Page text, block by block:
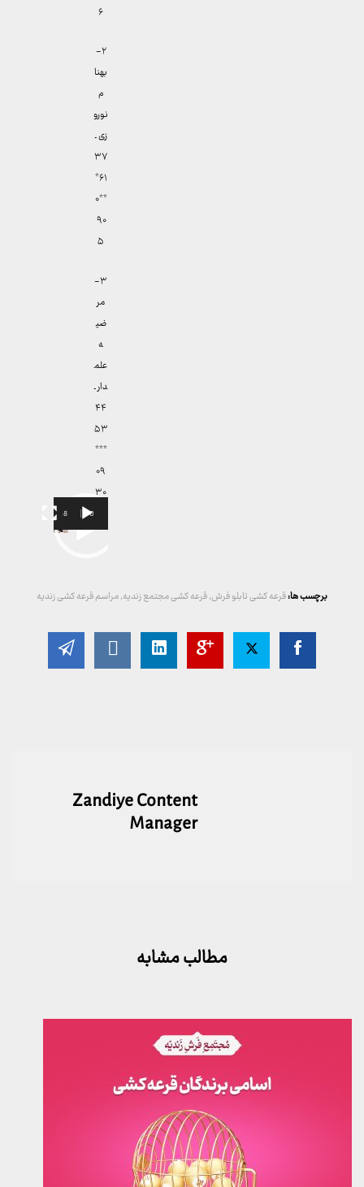
۶
۲-
بهنا
م
نورو
زی ـ
۳۷
۶۱*
**۰
۹۰
۵
۳-
مر
ضی
ه
علم
دار ـ
۴۴
۵۳
***
۰۹
۳۰
نمایشگر
00:00
00:48
برچسب ها:قرعه کشی تابلو فرش,قرعه کشی مجتمع زندیه,مراسم قرعه کشی زندیه
Zandiye Content
Manager
مطالب مشابه